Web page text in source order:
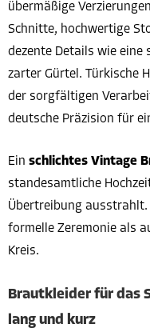
übermäßige
Schnitte, hochwertige
dezente Details wie eine
zarter Gürtel. Türkische
der sorgfältigen
deutsche Präzision für
Ein schlichtes Vintage
standesamtliche
Übertreibung
formelle Zeremonie als
Kreis.
Brautkleider für das
lang und kurz